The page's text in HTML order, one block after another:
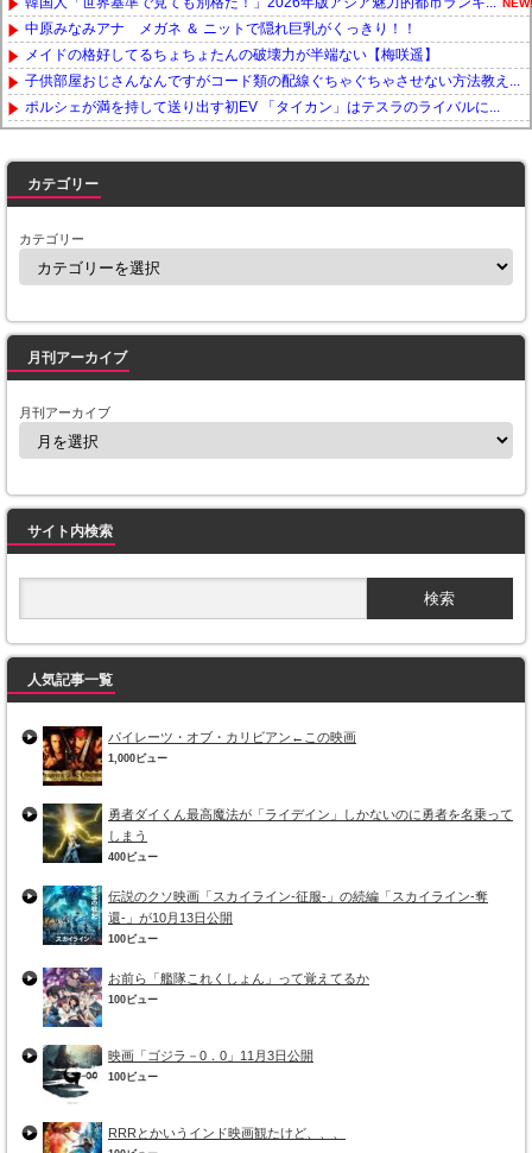
NEW!
中原みなみアナ メガネ ＆ ニットで隠れ巨乳がくっきり！！
メイドの格好してるちょちょたんの破壊力が半端ない【梅咲遥】
子供部屋おじさんなんですがコード類の配線ぐちゃぐちゃさせない方法教え...
ポルシェが満を持して送り出す初EV 「タイカン」はテスラのライバルに...
カテゴリー
カテゴリー
月刊アーカイブ
月刊アーカイブ
サイト内検索
人気記事一覧
パイレーツ・オブ・カリビアン←この映画
1,000ビュー
勇者ダイくん最高魔法が「ライデイン」しかないのに勇者を名乗って
しまう
400ビュー
伝説のクソ映画「スカイライン-征服-」の続編「スカイライン-奪
還-」が10月13日公開
100ビュー
お前ら「艦隊これくしょん」って覚えてるか
100ビュー
映画「ゴジラ－0．0」11月3日公開
100ビュー
RRRとかいうインド映画観たけど、、、